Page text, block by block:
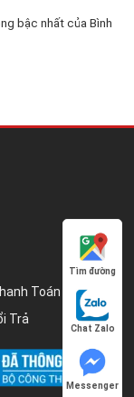
bậc nhất của Bình
Toán
Trả
Tìm đường
Chat Zalo
Messenger